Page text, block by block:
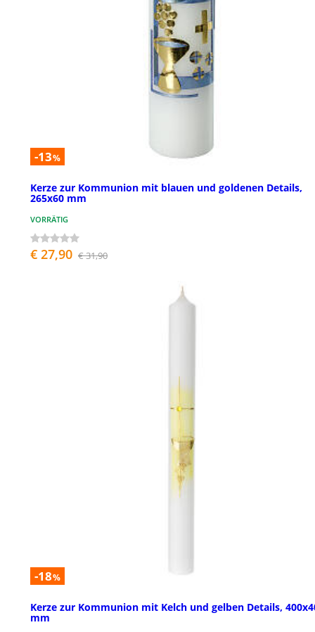
-13%
Kerze zur Kommunion mit blauen und goldenen Details,
265x60 mm
VORRÄTIG
€ 27,90 € 31,90
-18%
Kerze zur Kommunion mit Kelch und gelben Details,
mm